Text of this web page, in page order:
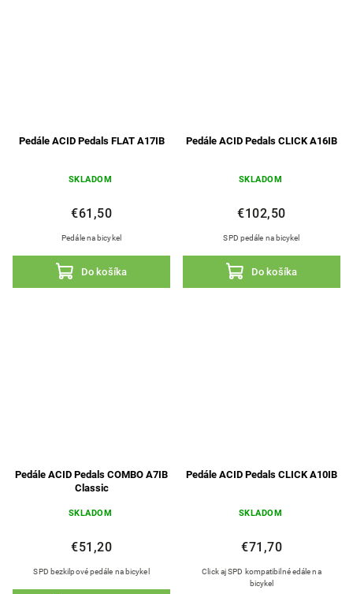
Pedále ACID Pedals FLAT A17IB
SKLADOM
€61,50
Do košíka
Pedále na bicykel
Pedále ACID Pedals CLICK A16IB
SKLADOM
€102,50
Do košíka
SPD pedále na bicykel
Pedále ACID Pedals COMBO A7IB
Classic
SKLADOM
€51,20
SPD bezkilpové pedále na bicykel
Pedále ACID Pedals CLICK A10IB
SKLADOM
€71,70
Click aj SPD kompatibilné edále na
bicykel